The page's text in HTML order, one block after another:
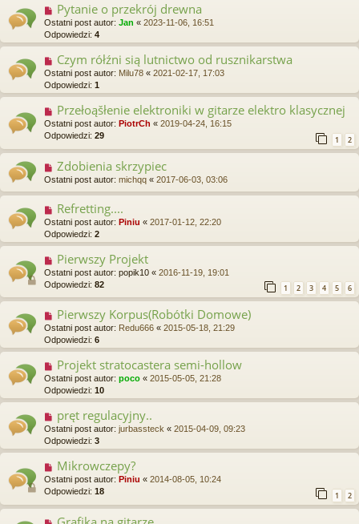
Pytanie o przekrój drewna
Ostatni post autor: Jan « 2023-11-06, 16:51
Odpowiedzi: 4
Czym rółźni sią lutnictwo od rusznikarstwa
Ostatni post autor: Milu78 « 2021-02-17, 17:03
Odpowiedzi: 1
Przełoąšłenie elektroniki w gitarze elektro klasycznej
Ostatni post autor: PiotrCh « 2019-04-24, 16:15
Odpowiedzi: 29 1 2
Zdobienia skrzypiec
Ostatni post autor: michqq « 2017-06-03, 03:06
Refretting....
Ostatni post autor: Piniu « 2017-01-12, 22:20
Odpowiedzi: 2
Pierwszy Projekt
Ostatni post autor: popik10 « 2016-11-19, 19:01
Odpowiedzi: 82 1 2 3 4 5 6
Pierwszy Korpus(Robótki Domowe)
Ostatni post autor: Redu666 « 2015-05-18, 21:29
Odpowiedzi: 6
Projekt stratocastera semi-hollow
Ostatni post autor: poco « 2015-05-05, 21:28
Odpowiedzi: 10
pręt regulacyjny..
Ostatni post autor: jurbassteck « 2015-04-09, 09:23
Odpowiedzi: 3
Mikrowczepy?
Ostatni post autor: Piniu « 2014-08-05, 10:24
Odpowiedzi: 18 1 2